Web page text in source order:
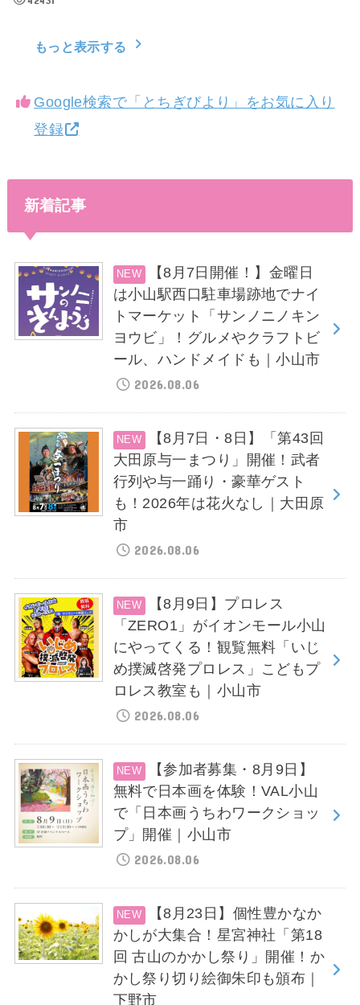
もっと表示する
Google検索で「とちぎびより」をお気に入り
登録
新着記事
【8月7日開催！】金曜日
は小山駅西口駐車場跡地でナイ
トマーケット「サンノニノキン
ヨウビ」！グルメやクラフトビ
ール、ハンドメイドも｜小山市
2026.08.06
【8月7日・8日】「第43回
大田原与一まつり」開催！武者
行列や与一踊り・豪華ゲスト
も！2026年は花火なし｜大田原
市
2026.08.06
【8月9日】プロレス
「ZERO1」がイオンモール小山
にやってくる！観覧無料「いじ
め撲滅啓発プロレス」こどもプ
ロレス教室も｜小山市
2026.08.06
【参加者募集・8月9日】
無料で日本画を体験！VAL小山
で「日本画うちわワークショッ
プ」開催｜小山市
2026.08.06
【8月23日】個性豊かなか
かしが大集合！星宮神社「第18
回 古山のかかし祭り」開催！か
かし祭り切り絵御朱印も頒布｜
下野市